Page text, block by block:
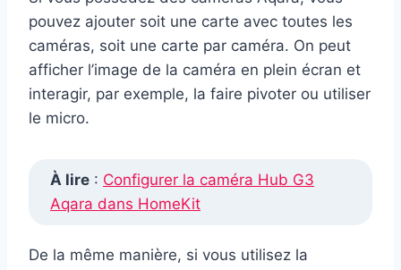
pouvez ajouter soit une carte avec toutes les
caméras, soit une carte par caméra. On peut
afficher l’image de la caméra en plein écran et
interagir, par exemple, la faire pivoter ou utiliser
le micro.
À lire : Configurer la caméra Hub G3
Aqara dans HomeKit
De la même manière, si vous utilisez la